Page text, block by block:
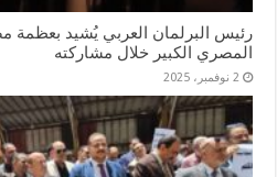
رئيس البرلمان العربي يُشيد بعظمة
المصري الكبير خلال مشاركته
2 نوفمبر، 2025